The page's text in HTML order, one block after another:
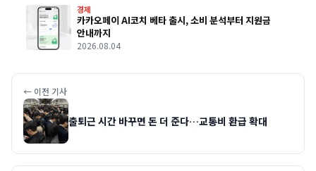
경제
카카오페이 AI코치 베타 출시, 소비 분석부터 지원금
안내까지
2026.08.04
← 이전 기사
출퇴근 시간 바꾸면 돈 더 준다…교통비 환급 확대